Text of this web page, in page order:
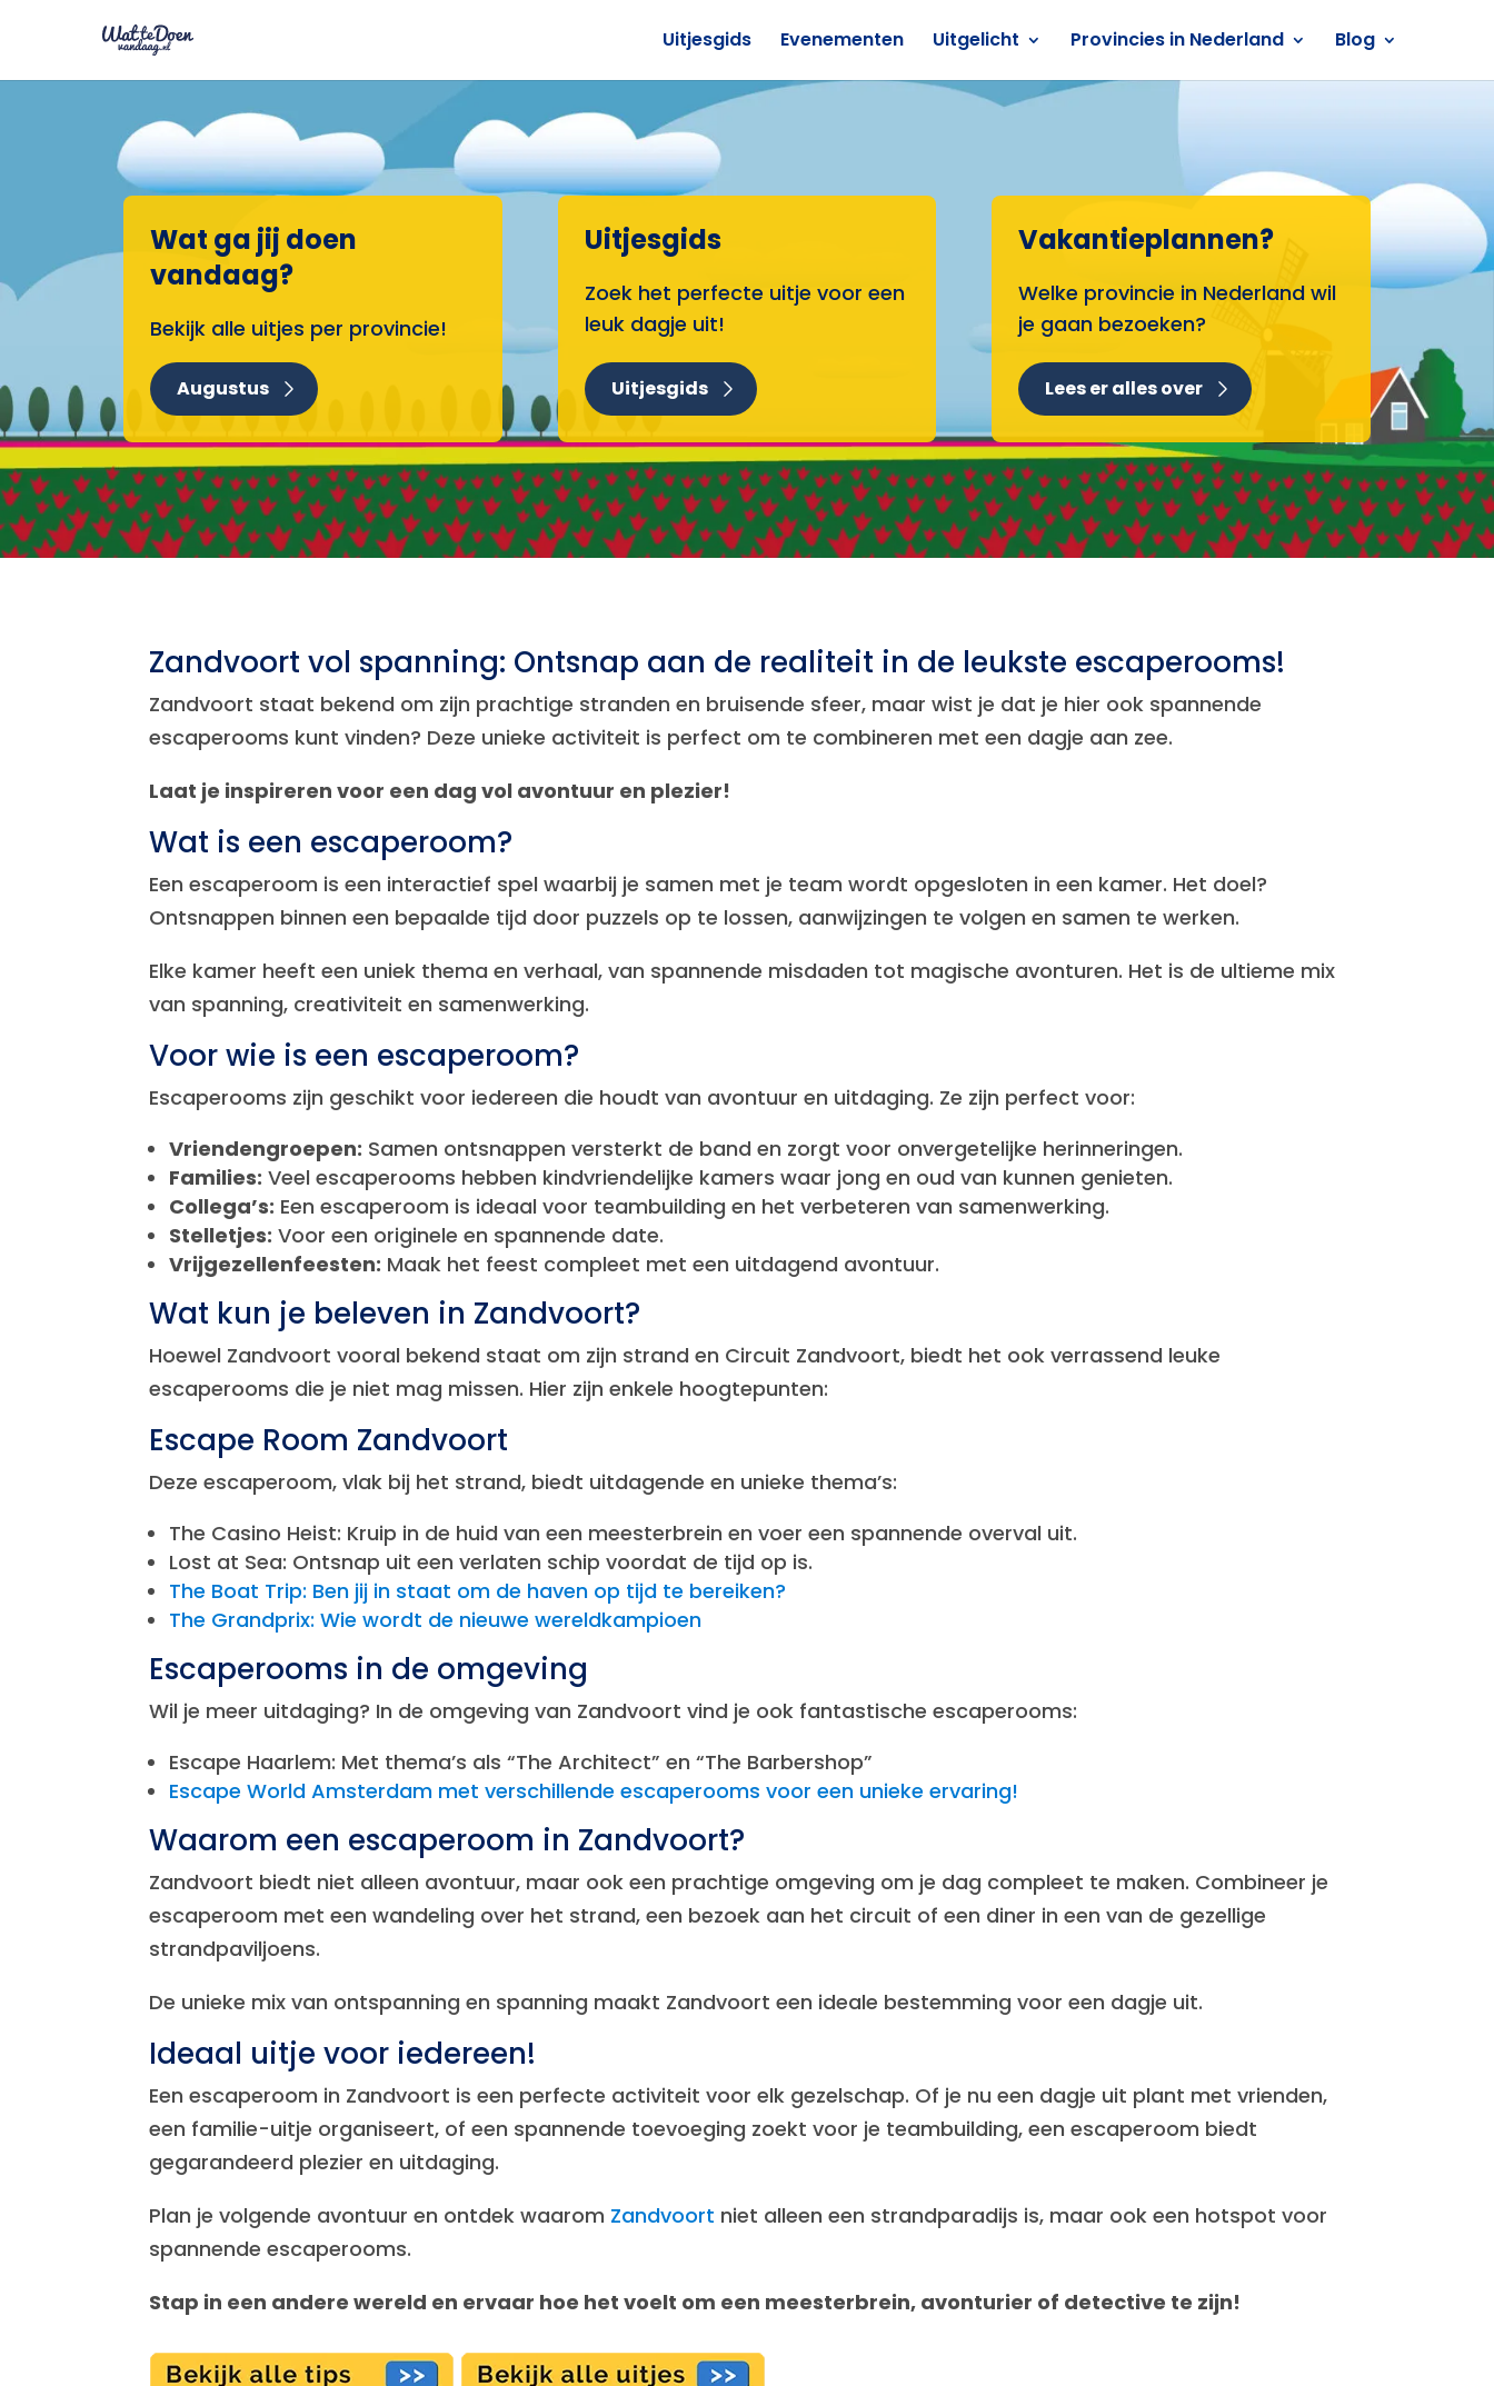
Uitjesgids Evenementen Uitgelicht Provincies in Nederland Blog
Wat ga jij doen
vandaag?
Bekijk alle uitjes per provincie!
Augustus
Uitjesgids
Zoek het perfecte uitje voor een
leuk dagje uit!
Uitjesgids
Vakantieplannen?
Welke provincie in Nederland wil
je gaan bezoeken?
Lees er alles over
​Zandvoort vol spanning: Ontsnap aan de realiteit in de leukste escaperooms!
Zandvoort staat bekend om zijn prachtige stranden en bruisende sfeer, maar wist je dat je hier ook spannende
escaperooms kunt vinden? Deze unieke activiteit is perfect om te combineren met een dagje aan zee.
Laat je inspireren voor een dag vol avontuur en plezier!
Wat is een escaperoom?
Een escaperoom is een interactief spel waarbij je samen met je team wordt opgesloten in een kamer. Het doel?
Ontsnappen binnen een bepaalde tijd door puzzels op te lossen, aanwijzingen te volgen en samen te werken.
Elke kamer heeft een uniek thema en verhaal, van spannende misdaden tot magische avonturen. Het is de ultieme mix
van spanning, creativiteit en samenwerking.
Voor wie is een escaperoom?
Escaperooms zijn geschikt voor iedereen die houdt van avontuur en uitdaging. Ze zijn perfect voor:
Vriendengroepen: Samen ontsnappen versterkt de band en zorgt voor onvergetelijke herinneringen.
Families: Veel escaperooms hebben kindvriendelijke kamers waar jong en oud van kunnen genieten.
Collega’s: Een escaperoom is ideaal voor teambuilding en het verbeteren van samenwerking.
Stelletjes: Voor een originele en spannende date.
Vrijgezellenfeesten: Maak het feest compleet met een uitdagend avontuur.
Wat kun je beleven in Zandvoort?
Hoewel Zandvoort vooral bekend staat om zijn strand en Circuit Zandvoort, biedt het ook verrassend leuke
escaperooms die je niet mag missen. Hier zijn enkele hoogtepunten:
Escape Room Zandvoort
Deze escaperoom, vlak bij het strand, biedt uitdagende en unieke thema’s:
The Casino Heist: Kruip in de huid van een meesterbrein en voer een spannende overval uit.
Lost at Sea: Ontsnap uit een verlaten schip voordat de tijd op is.
The Boat Trip: Ben jij in staat om de haven op tijd te bereiken?
The Grandprix: Wie wordt de nieuwe wereldkampioen
Escaperooms in de omgeving
Wil je meer uitdaging? In de omgeving van Zandvoort vind je ook fantastische escaperooms:
Escape Haarlem: Met thema’s als “The Architect” en “The Barbershop”
Escape World Amsterdam met verschillende escaperooms voor een unieke ervaring!
Waarom een escaperoom in Zandvoort?
Zandvoort biedt niet alleen avontuur, maar ook een prachtige omgeving om je dag compleet te maken. Combineer je
escaperoom met een wandeling over het strand, een bezoek aan het circuit of een diner in een van de gezellige
strandpaviljoens.
De unieke mix van ontspanning en spanning maakt Zandvoort een ideale bestemming voor een dagje uit.
Ideaal uitje voor iedereen!
Een escaperoom in Zandvoort is een perfecte activiteit voor elk gezelschap. Of je nu een dagje uit plant met vrienden,
een familie-uitje organiseert, of een spannende toevoeging zoekt voor je teambuilding, een escaperoom biedt
gegarandeerd plezier en uitdaging.
Plan je volgende avontuur en ontdek waarom Zandvoort niet alleen een strandparadijs is, maar ook een hotspot voor
spannende escaperooms.
Stap in een andere wereld en ervaar hoe het voelt om een meesterbrein, avonturier of detective te zijn!